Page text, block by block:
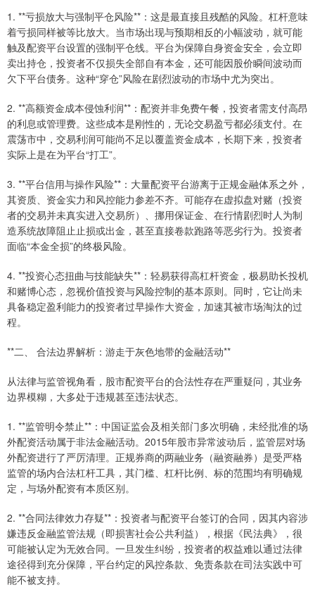
1. **亏损放大与强制平仓风险**：这是最直接且残酷的风险。杠杆意味
着亏损同样被等比放大。当市场出现与预期相反的小幅波动，就可能
触及配资平台设置的强制平仓线。平台为保障自身资金安全，会立即
卖出持仓，投资者不仅损失全部自有本金，还可能因股价瞬间波动而
欠下平台债务。这种“穿仓”风险在剧烈波动的市场中尤为突出。
2. **高额资金成本侵蚀利润**：配资并非免费午餐，投资者需支付高昂
的利息或管理费。这些成本是刚性的，无论交易盈亏都必须支付。在
震荡市中，交易利润可能尚不足以覆盖资金成本，长期下来，投资者
实际上是在为平台“打工”。
3. **平台信用与操作风险**：大量配资平台游离于正规金融体系之外，
其资质、资金实力和风控能力参差不齐。可能存在虚拟盘对赌（投资
者的交易并未真实进入交易所）、挪用保证金、在行情剧烈时人为制
造系统故障阻止止损或出金，甚至直接卷款跑路等恶劣行为。投资者
面临“本金全损”的终极风险。
4. **投资心态扭曲与技能缺失**：轻易获得高杠杆资金，极易助长投机
和赌博心态，忽视价值投资与风险控制的基本原则。同时，它让尚未
具备稳定盈利能力的投资者过早操作大资金，加速其被市场淘汰的过
程。
**二、 合法边界解析：游走于灰色地带的金融活动**
从法律与监管视角看，股市配资平台的合法性存在严重疑问，其业务
边界模糊，大多处于违规甚至违法状态。
1. **监管明令禁止**：中国证监会及相关部门多次明确，未经批准的场
外配资活动属于非法金融活动。2015年股市异常波动后，监管层对场
外配资进行了严厉清理。正规券商的两融业务（融资融券）是受严格
监管的场内合法杠杆工具，其门槛、杠杆比例、标的范围均有明确规
定，与场外配资有本质区别。
2. **合同法律效力存疑**：投资者与配资平台签订的合同，因其内容涉
嫌违反金融监管法规（即损害社会公共利益），根据《民法典》，很
可能被认定为无效合同。一旦发生纠纷，投资者的权益难以通过法律
途径得到充分保障，平台约定的风控条款、免责条款在司法实践中可
能不被支持。